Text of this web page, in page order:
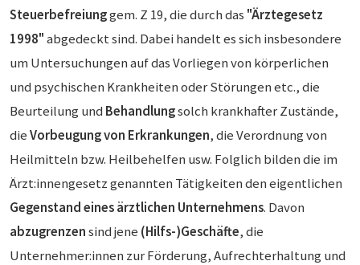
Steuerbefreiunggem. Z 19, die durch das "Ärztegesetz
1998"abgedeckt sind. Dabei handelt es sich insbesondere
um Untersuchungen auf das Vorliegen von körperlichen
und psychischen Krankheiten oder Störungen etc., die
Beurteilung und Behandlungsolch krankhafter Zustände,
dieVorbeugung von Erkrankungen, die Verordnung von
Heilmitteln bzw. Heilbehelfen usw. Folglich bilden die im
Ärzt:innengesetz genannten Tätigkeiten den eigentlichen
Gegenstand eines ärztlichen Unternehmens. Davon
abzugrenzensind jene (Hilfs-)Geschäfte, die
Unternehmer:innen zur Förderung, Aufrechterhaltung und